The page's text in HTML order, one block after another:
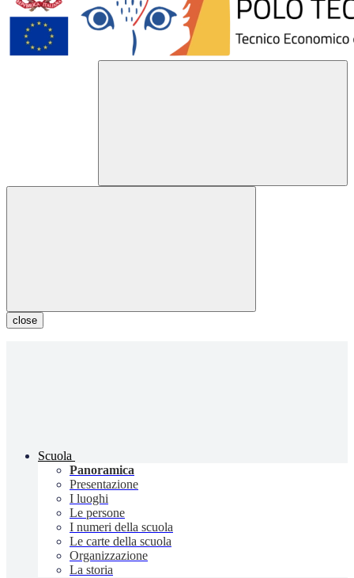
close
Scuola
Panoramica
Presentazione
I luoghi
Le persone
I numeri della scuola
Le carte della scuola
Organizzazione
La storia